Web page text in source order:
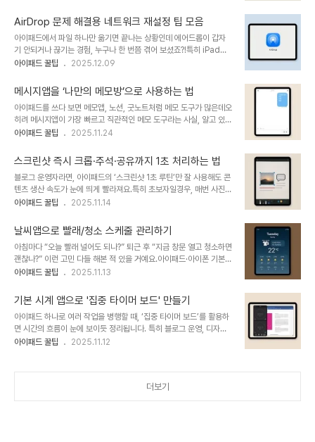
지합니다.사진 / 영상 ..
파일 열기 / 새 ZIP 생성까지 모두 가능합니다.추가 앱 설치도 필요 없
고, 누구나 바로 따라 할 수 있어요.아래에서 가장 쉽게, 가장 빠르게,
누구나 따라 할 수 있는 방식으로 설명해드릴게요. 1. ZIP 파일 열기
(압축 풀기)아이패드에서 ZIP 파일을 열 때는 단 1번 탭이면 충분합니
다.- STEP 1. 파일 앱 열기홈 화면에서 파일 앱을 실행합니
AirDrop 문제 해결용 네트워크 재설정 팁 모음
아이패드에서 파일 하나만 옮기면 끝나는 상황인데 에어드롭이 갑자
기 안되거나 끊기는 경험, 누구나 한 번쯤 겪어 보셨죠?!특히 iPadOS
업데이트 이후나 와이파이 환경이 바뀐 직후 이런 문제가 자주 발생했
으로 해결 가능합니다.이번 글에서는 기본앱과 설정만으로 초보자도
바로 따라 할 수 있는 AirDrop 오류 해결 루틴을 정리했습니다~ 1. 먼
저 ‘AirDrop 설정’이 정상인지 체크초보자가 가장 많이 놓치는 부분
이라 해결률이 높습니다.✔️ 확인 방법설정 → 일반 → AirDrop → 모
든 사람에 대해 10분 동안최근 iPadOS에서는 기본값이 ‘연락처
‘모두’로 잠시 전환..
아이패드 꿀팁 2025.12.09
메시지앱을 ‘나만의 메모방’으로 사용하는 법
아이패드를 쓰다 보면 메모앱, 노션, 굿노트처럼 메모 도구가 많은데오
히려 메시지앱이 가장 빠르고 직관적인 메모 도구라는 사실, 알고 있나
요?특히 초보자에게는따로 폴더를 만들 필요 없음방 하나만 만들어 두
든 저장 가능이 조합 덕분에 메시지앱이 오히려 “생각나는 즉시 적는
진짜 메모장”으로 최고라는 평가를 받아요.오늘은 아이패드 기본 메시
지앱으로 ‘나만의 메모방’을 만드는 법을 가장 쉽고, 실전적으로 알려
드릴게요. 1. 1초 설정: 나에게 메시지 보내기메모방을 만드는 가장 쉬
운 방법은 나에게 메시지 보내기 기능을 활용하는 거예요.✔ 방법메시
번호 또는 Apple ID 이메일 ..
아이패드 꿀팁 2025.11.24
스크린샷 즉시 크롭·주석·공유까지 1초 처리하는 법
블로그 운영자라면, 아이패드의 ‘스크린샷 1초 루틴’만 잘 사용해도 콘
텐츠 생산 속도가 눈에 띄게 빨라져요.특히 초보자일경우, 매번 사진
편집 앱을 켜고 편집–저장–업로드 과정을 반복하는 게 큰 스트레스죠.
리’하는 완전 실전 루틴을 정리해드릴게요. 블로그 운영자에게 꼭 필요
한 ‘1초 스크린샷 루틴’블로그를 꾸준히 운영하려면 가장 많이 쓰는 기
능이 바로 ‘스크린샷’이에요.문제는 대부분스크린샷 찍기 → 갤러리
열기 → 편집 → 저장 → 업로드이 과정을 매번 반복하고 있다는 점이
죠.하지만 아이패드에서는 스크린샷 찍는 순간 → 바로 편집 화면 진
팅 속도는 최소 2배 빨라집니..
아이패드 꿀팁 2025.11.14
날씨앱으로 빨래/청소 스케줄 관리하기
아침마다 “오늘 빨래 널어도 되나?” 퇴근 후 “지금 창문 열고 청소하면
괜찮나?” 이런 고민 다들 해본 적 있을 거예요.아이패드·아이폰 기본
날씨 앱은 단순히 기온만 보여주는 게 아니라 시간대별 습도, 강수 가
정말 좋아요.오늘은 “날씨앱을 생활 루틴 자동 판단 도구로 바꾸는 방
법”을 자세히 알려드릴게요. 1. 시간대별 날씨 확인이 핵심✔ 어디서
볼까요?아이패드/아이폰 날씨 앱에서 꼭 체크해야 하는 3가지:① 습
도(Humidity)40~55% → 빨래 + 환기 + 청소 모두 최적
60~70% → 빨래는 가능하지만 굵은 타월은 느리게 마름75%↑
아이패드 꿀팁 2025.11.13
기본 시계 앱으로 '집중 타이머 보드' 만들기
아이패드 하나로 여러 작업을 병행할 때, ‘집중 타이머 보드’를 활용하
면 시간의 흐름이 눈에 보이듯 정리됩니다. 특히 블로그 운영, 디자인
작업, 아이 수업 준비 등 여러 루틴을 동시에 관리해야 한다면 아이패
다. 1. 왜 “여러 개 타이머”가 필요한가?‘콘텐츠 기획 30분 → 글쓰기
아이패드 꿀팁 2025.11.12
더보기